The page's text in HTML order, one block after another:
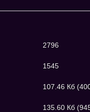
2796
1545
107.46 Кб
135.60 Кб